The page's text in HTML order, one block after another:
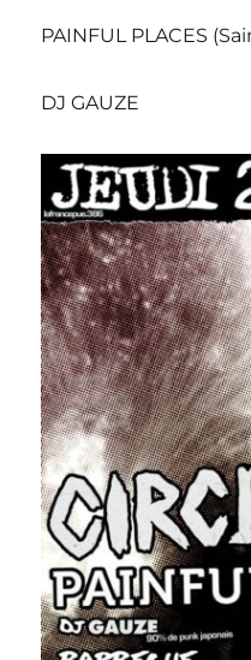
PAINFUL PLACES
DJ GAUZE